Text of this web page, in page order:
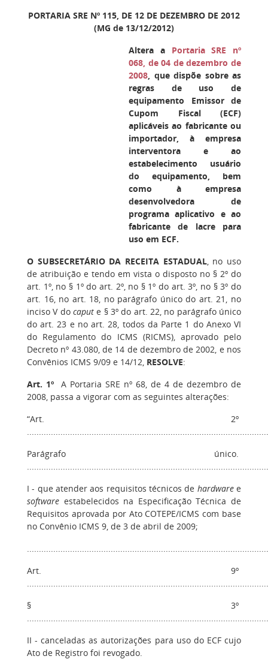
PORTARIA SRE Nº 115, DE 12 DE DEZEMBRO DE 2012
(MG de 13/12/2012)
Altera a Portaria SRE nº
068, de 04 de dezembro de
2008, que dispõe sobre as
regras de uso de
equipamento Emissor de
Cupom Fiscal (ECF)
aplicáveis ao fabricante ou
importador, à empresa
interventora e ao
estabelecimento usuário
do equipamento, bem
como à empresa
desenvolvedora de
programa aplicativo e ao
fabricante de lacre para
uso em ECF.
O SUBSECRETÁRIO DA RECEITA ESTADUAL, no uso
de atribuição e tendo em vista o disposto no § 2º do
art. 1º, no § 1º do art. 2º, no § 1º do art. 3º, no § 3º do
art. 16, no art. 18, no parágrafo único do art. 21, no
inciso V do caput e § 3º do art. 22, no parágrafo único
do art. 23 e no art. 28, todos da Parte 1 do Anexo VI
do Regulamento do ICMS (RICMS), aprovado pelo
Decreto nº 43.080, de 14 de dezembro de 2002, e nos
Convênios ICMS 9/09 e 14/12, RESOLVE:
Art. 1º A Portaria SRE nº 68, de 4 de dezembro de
2008, passa a vigorar com as seguintes alterações:
“Art. 2º
Parágrafo único.
I - que atender aos requisitos técnicos de hardwaree
software estabelecidos na Especificação Técnica de
Requisitos aprovada por Ato COTEPE/ICMS com base
no Convênio ICMS 9, de 3 de abril de 2009;
Art. 9º
§ 3º
II - canceladas as autorizações para uso do ECF cujo
Ato de Registro foi revogado.